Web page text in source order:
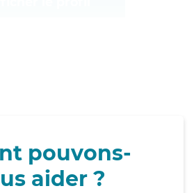
pouvons-
aider ?